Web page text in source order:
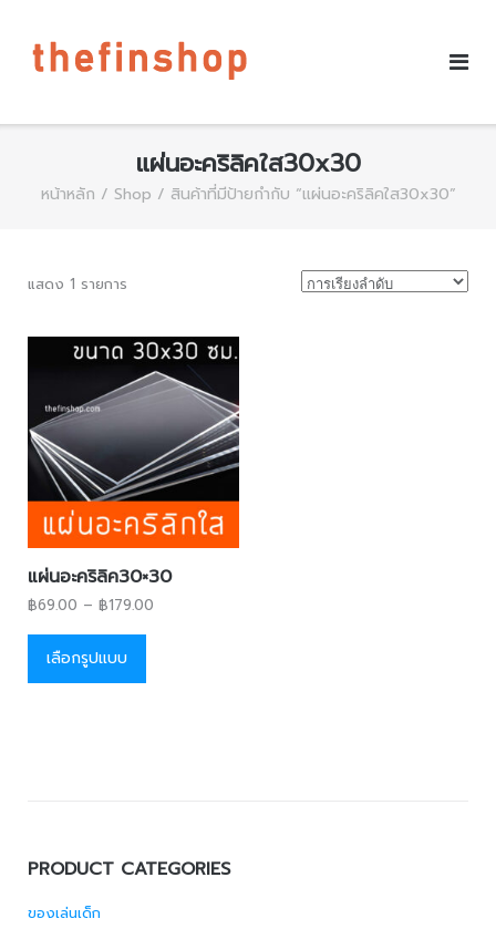
แผ่นอะคริลิคใส30x30
หน้าหลัก / Shop / สินค้าที่มีป้ายกำกับ “แผ่นอะคริลิคใส30x30”
แสดง 1 รายการ
แผ่นอะคริลิค30×30
฿69.00 – ฿179.00
เลือกรูปแบบ
PRODUCT CATEGORIES
ของเล่นเด็ก